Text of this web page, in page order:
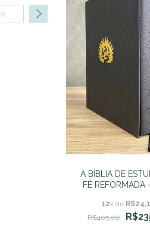
A BÍBLIA DE
FÉ REFORMADA
Revista e
C. Sproul
12x de
R$405,00